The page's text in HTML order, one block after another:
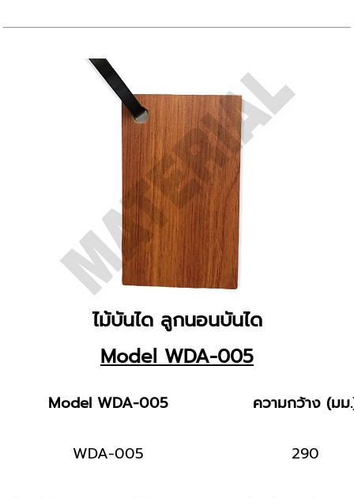
ไม้บันได ลูกนอนบันได
Model WDA-005
Model WDA-005 ความกว้าง (มม
WDA-005 290